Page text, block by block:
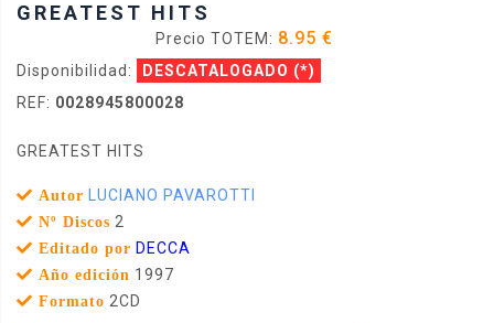
GREATEST HITS
Precio TOTEM: 8.95 €
Disponibilidad: DESCATALOGADO (*)
REF: 0028945800028
GREATEST HITS
Autor LUCIANO PAVAROTTI
Nº Discos 2
Editado por DECCA
Año edición 1997
Formato 2CD